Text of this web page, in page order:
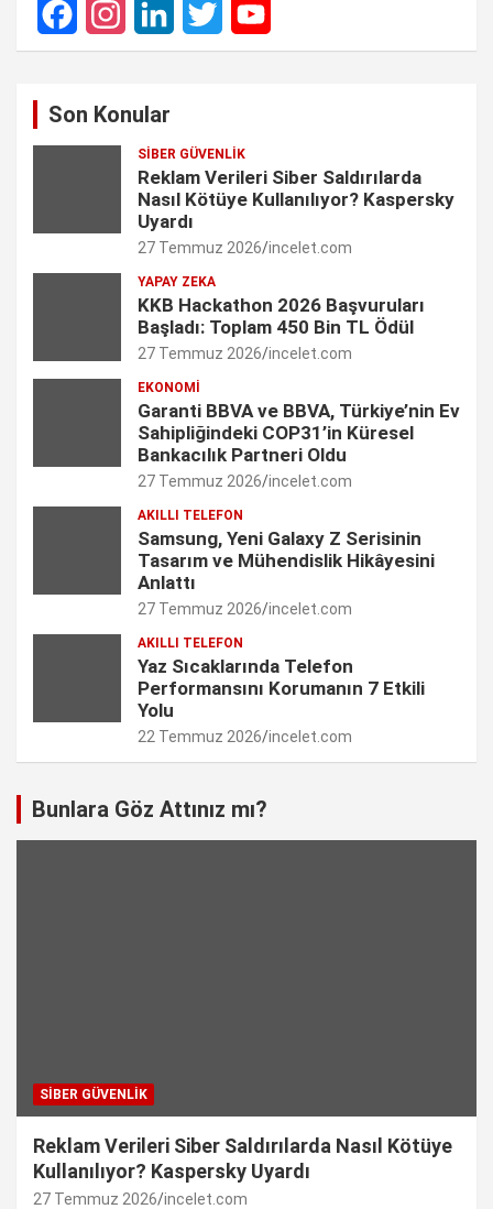
F
I
L
k
e
d
n
T
t
t
e
r
Y
T
u
b
C
a
n
n
e
l
Son Konular
SIBER GÜVENLIK
Reklam Verileri Siber Saldırılarda
Nasıl Kötüye Kullanılıyor? Kaspersky
Uyardı
27 Temmuz 2026 incelet.com
YAPAY ZEKA
KKB Hackathon 2026 Başvuruları
Başladı: Toplam 450 Bin TL Ödül
27 Temmuz 2026 incelet.com
EKONOMI
Garanti BBVA ve BBVA, Türkiye’nin Ev
Sahipliğindeki COP31’in Küresel
Bankacılık Partneri Oldu
27 Temmuz 2026 incelet.com
AKILLI TELEFON
Samsung, Yeni Galaxy Z Serisinin
Tasarım ve Mühendislik Hikâyesini
Anlattı
27 Temmuz 2026 incelet.com
AKILLI TELEFON
Yaz Sıcaklarında Telefon
Performansını Korumanın 7 Etkili
Yolu
22 Temmuz 2026 incelet.com
Bunlara Göz Attınız mı?
SIBER GÜVENLIK
Reklam Verileri Siber Saldırılarda Nasıl Kötüye
Kullanılıyor? Kaspersky Uyardı
27 Temmuz 2026 incelet.com